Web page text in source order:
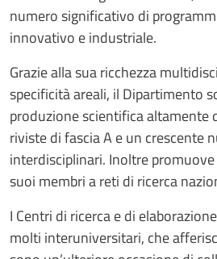
numero significativo di
innovativo e industriale.
Grazie alla sua ricchezza
specificità areali, il Dipartimento
produzione scientifica altamente
riviste di fascia A e un crescente
interdisciplinari. Inoltre
suoi membri a reti di ricerca
I Centri di ricerca e di
molti interuniversitari, che